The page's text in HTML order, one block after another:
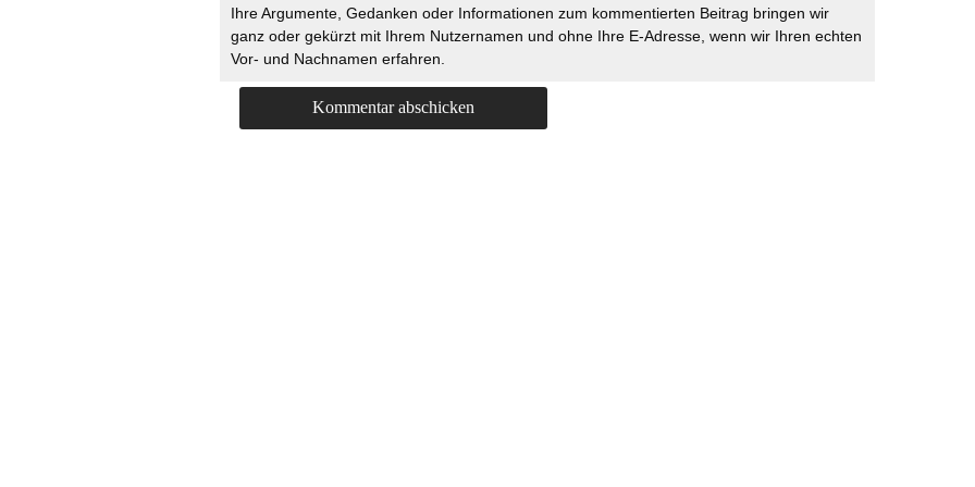
Ihre Argumente, Gedanken oder Informationen zum kommentierten Beitrag bringen wir
ganz oder gekürzt mit Ihrem Nutzernamen und ohne Ihre E-Adresse, wenn wir Ihren echten
Vor- und Nachnamen erfahren.